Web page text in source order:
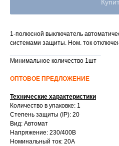
1-полюсной выключатель
системами защиты. Ном. ток
Минимальное количество 1шт
ОПТОВОЕ ПРЕДЛОЖЕНИЕ
Технические характеристики
Количество в упаковке: 1
Степень защиты (IP): 20
Вид: Автомат
Напряжение: 230/400В
Номинальный ток: 20А